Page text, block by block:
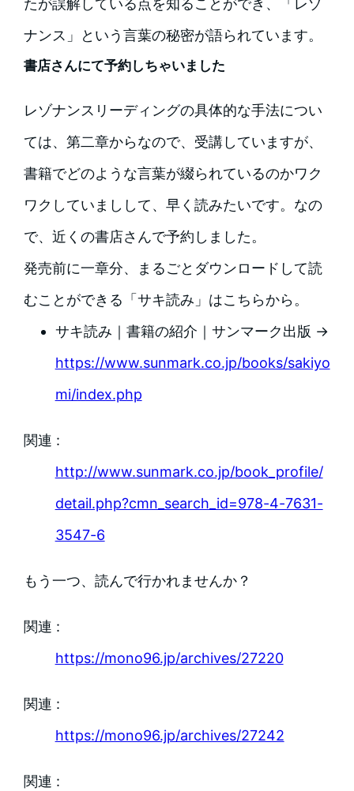
たが誤解している点を知ることができ、「レゾ
ナンス」という言葉の秘密が語られています。
書店さんにて予約しちゃいました
レゾナンスリーディングの具体的な手法につい
ては、第二章からなので、受講していますが、
書籍でどのような言葉が綴られているのかワク
ワクしていましして、早く読みたいです。なの
で、近くの書店さんで予約しました。
発売前に一章分、まるごとダウンロードして読
むことができる「サキ読み」はこちらから。
サキ読み｜書籍の紹介｜サンマーク出版 →
https://www.sunmark.co.jp/books/sakiyo
mi/index.php
関連 :
http://www.sunmark.co.jp/book_profile/
detail.php?cmn_search_id=978-4-7631-
3547-6
もう一つ、読んで行かれませんか？
関連 :
https://mono96.jp/archives/27220
関連 :
https://mono96.jp/archives/27242
関連 :